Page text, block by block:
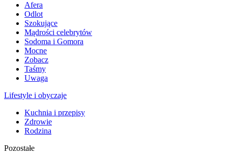
Afera
Odlot
Szokujące
Mądrości celebrytów
Sodoma i Gomora
Mocne
Zobacz
Taśmy
Uwaga
Lifestyle i obyczaje
Kuchnia i przepisy
Zdrowie
Rodzina
Pozostałe